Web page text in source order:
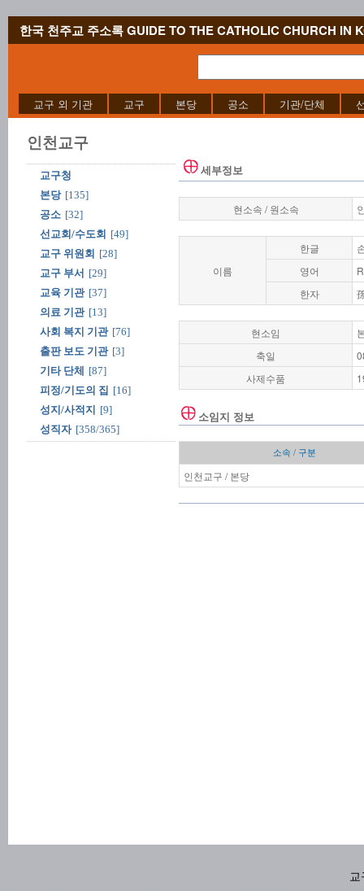
한국 천주교 주소록 GUIDE TO THE CATHOLIC CHURCH IN
교구 외 기관 교구 본당 공소 기관/단체
인천교구
교구청
본당 [135]
공소 [32]
선교회/수도회 [49]
교구 위원회 [28]
교구 부서 [29]
교육 기관 [37]
의료 기관 [13]
사회 복지 기관 [76]
출판 보도 기관 [3]
기타 단체
[87]
피정/기도의 집 [16]
성지/사적지
[9]
성직자 [358/365]
세부정보
현소속 / 원소속
이름
한글
영어
한자
현소임
축일
사제수품
소임지 정보
소속 / 구분
인천교구 / 본당
교